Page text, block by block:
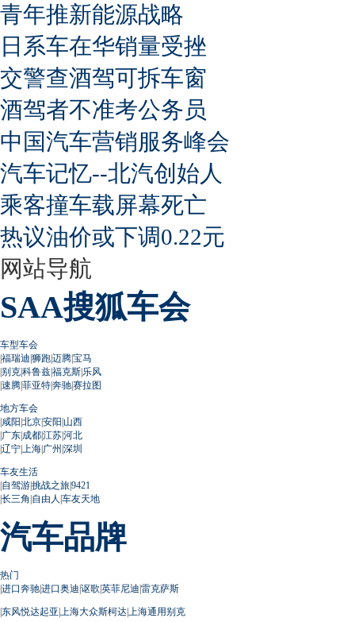
青年推新能源战略
日系车在华销量受挫
交警查酒驾可拆车窗
酒驾者不准考公务员
中国汽车营销服务峰会
汽车记忆--北汽创始人
乘客撞车载屏幕死亡
热议油价或下调0.22元
网站导航
SAA搜狐车会
车型车会
|福瑞迪|狮跑|迈腾|宝马
|别克|科鲁兹|福克斯|乐风
|速腾|菲亚特|奔驰|赛拉图
地方车会
|咸阳|北京|安阳|山西
|广东|成都|江苏|河北
|辽宁| 上海|广州 |深圳
车友生活
|自驾游|挑战之旅|9421
|长三角 |自由人 |车友天地
汽车品牌
热门
|进口奔驰|进口奥迪|讴歌|英菲尼迪|雷克萨斯
|东风悦达起亚| 上海大众斯柯达| 上海通用别克